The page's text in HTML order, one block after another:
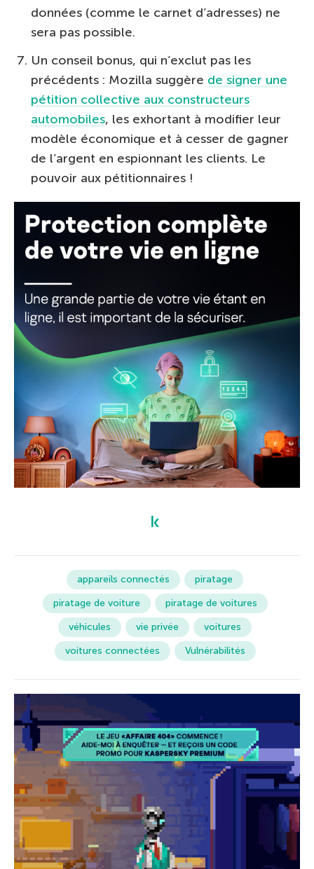
données (comme le carnet d’adresses) ne
sera pas possible.
Un conseil bonus, qui n’exclut pas les
précédents : Mozilla suggère de signer une
pétition collective aux constructeurs
automobiles, les exhortant à modifier leur
modèle économique et à cesser de gagner
de l’argent en espionnant les clients. Le
pouvoir aux pétitionnaires !
appareils connectés
piratage
piratage de voiture
piratage de voitures
véhicules
vie privée
voitures
voitures connectées
Vulnérabilités